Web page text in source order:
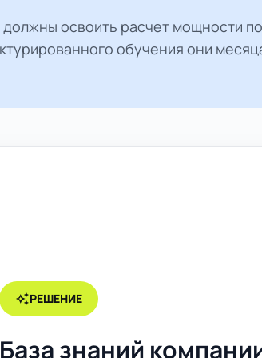
освоить расчет мощности
обучения они
auto_awesomeРЕШЕНИЕ
База знаний